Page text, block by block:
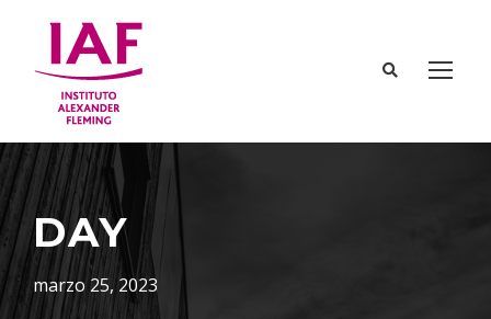
DAY
marzo 25, 2023